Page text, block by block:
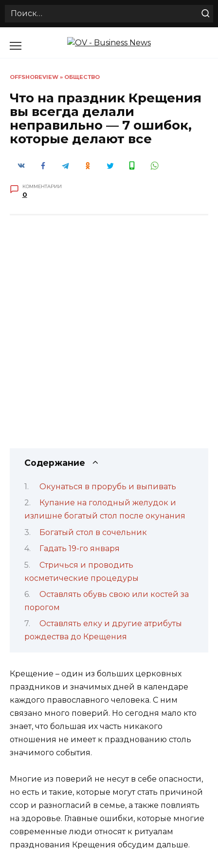
Search
OFFSHOREVIEW » ОБЩЕСТВО
Что на праздник Крещения
вы всегда делали
неправильно — 7 ошибок,
которые делают все
КОММЕНТАРИИ
0
Содержание
Окунаться в прорубь и выпивать
Купание на голодный желудок и
излишне богатый стол после окунания
Богатый стол в сочельник
Гадать 19-го января
Стричься и проводить
косметические процедуры
Оставлять обувь свою или костей за
порогом
Оставлять елку и другие атрибуты
рождества до Крещения
Крещение – один из больших церковных
праздников и значимых дней в календаре
каждого православного человека. С ним
связано много поверий. Но сегодня мало кто
знает, что большая их часть никакого
отношения не имеет к празднованию столь
значимого события.
Многие из поверий не несут в себе опасности,
но есть и такие, которые могут стать причиной
ссор и разногласий в семье, а также повлиять
на здоровье. Главные ошибки, которые многие
современные люди относят к ритуалам
празднования Крещения обсудим дальше.